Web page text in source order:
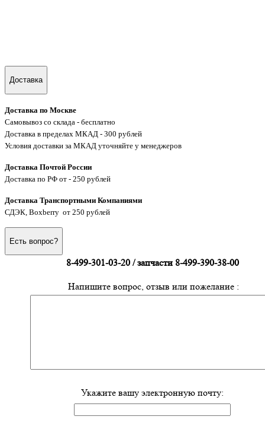
Доставка
Доставка по Москве
Самовывоз со склада - бесплатно
Доставка в пределах МКАД - 300 рублей
Условия доставки за МКАД уточняйте у менеджеров
Доставка Почтой России
Доставка по РФ от - 250 рублей
Доставка Транспортными Компаниями
СДЭК, Boxberry от 250 рублей
Есть вопрос?
8-499-301-03-20 / запчасти 8-499-390-38-00
Напишите вопрос, отзыв или пожелание :
Укажите вашу электронную почту: